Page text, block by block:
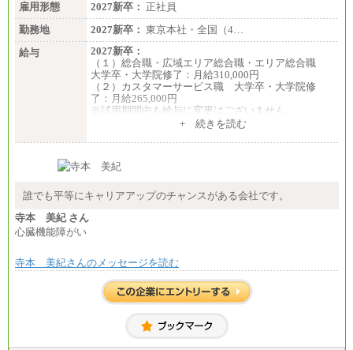
雇用形態
2027新卒： 正社員
勤務地
2027新卒： 東京本社・全国（4…
給与
2027新卒：
（１）総合職・広域エリア総合職・エリア総合職
大学卒・大学院修了：月給310,000円
（２）カスタマーサービス職 大学卒・大学院修
了：月給265,000円
※試用期間中も給与に変更はございません
+ 続きを読む
誰でも平等にキャリアアップのチャンスがある会社です。
寺本 美紀 さん
心臓機能障がい
寺本 美紀さんのメッセージを読む